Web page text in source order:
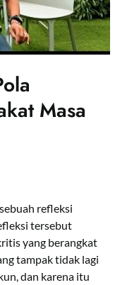
Masa
refleksi
tersebut
yang berangkat
tampak tidak lagi
dan karena itu